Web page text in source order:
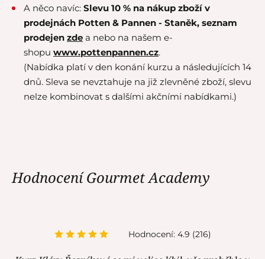
A něco navíc: Slevu 10 % na nákup zboží v
prodejnách Potten & Pannen - Staněk, seznam
prodejen zde a nebo na našem e-
shopu www.pottenpannen.cz.
(Nabídka platí v den konání kurzu a následujících 14
dnů. Sleva se nevztahuje na již zlevněné zboží, slevu
nelze kombinovat s dalšími akčními nabídkami.)
Hodnocení Gourmet Academy
Hodnocení: 4.9 (216)